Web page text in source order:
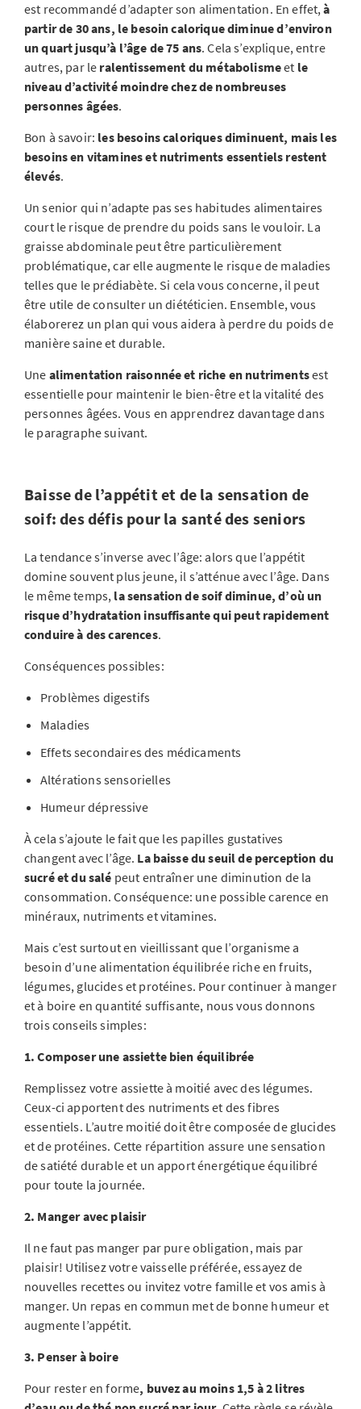
est recommandé d’adapter son alimentation. En effet,à
partir de 30 ans, le besoin calorique diminue d’environ
un quart jusqu’à l’âge de 75 ans. Cela s’explique, entre
autres, par le ralentissement du métabolismeet le
niveau d’activité moindre chez de nombreuses
personnes âgées.
Bon à savoir: les besoins caloriques diminuent, mais les
besoins en vitamines et nutriments essentiels restent
élevés.
Un senior qui n’adapte pas ses habitudes alimentaires
court le risque de prendre du poids sans le vouloir. La
graisse abdominale peut être particulièrement
problématique, car elle augmente le risque de maladies
telles que le prédiabète. Si cela vous concerne, il peut
être utile de consulter un diététicien. Ensemble, vous
élaborerez un plan qui vous aidera à perdre du poids de
manière saine et durable.
Une alimentation raisonnée et riche en nutrimentsest
essentielle pour maintenir le bien-être et la vitalité des
personnes âgées. Vous en apprendrez davantage dans
le paragraphe suivant.
Baisse de l’appétit et de la sensation de
soif: des défis pour la santé des seniors
La tendance s’inverse avec l’âge: alors que l’appétit
domine souvent plus jeune, il s’atténue avec l’âge. Dans
le même temps, la sensation de soif diminue, d’où un
risque d’hydratation insuffisante qui peut rapidement
conduire à des carences.
Conséquences possibles:
Problèmes digestifs
Maladies
Effets secondaires des médicaments
Altérations sensorielles
Humeur dépressive
À cela s’ajoute le fait que les papilles gustatives
changent avec l’âge. La baisse du seuil de perception du
sucré et du salé peut entraîner une diminution de la
consommation. Conséquence: une possible carence en
minéraux, nutriments et vitamines.
Mais c’est surtout en vieillissant que l’organisme a
besoin d’une alimentation équilibrée riche en fruits,
légumes, glucides et protéines. Pour continuer à manger
et à boire en quantité suffisante, nous vous donnons
trois conseils simples:
1. Composer une assiette bien équilibrée
Remplissez votre assiette à moitié avec des légumes.
Ceux-ci apportent des nutriments et des fibres
essentiels. L’autre moitié doit être composée de glucides
et de protéines. Cette répartition assure une sensation
de satiété durable et un apport énergétique équilibré
pour toute la journée.
2. Manger avec plaisir
Il ne faut pas manger par pure obligation, mais par
plaisir! Utilisez votre vaisselle préférée, essayez de
nouvelles recettes ou invitez votre famille et vos amis à
manger. Un repas en commun met de bonne humeur et
augmente l’appétit.
3. Penser à boire
Pour rester en forme, buvez au moins 1,5 à 2 litres